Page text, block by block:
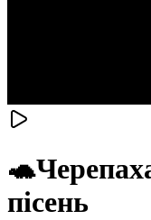
пісень